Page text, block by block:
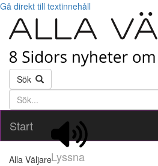
Gå direkt till textinnehåll
Sök
Söktext
Start
Lyssna
Alla Väljare